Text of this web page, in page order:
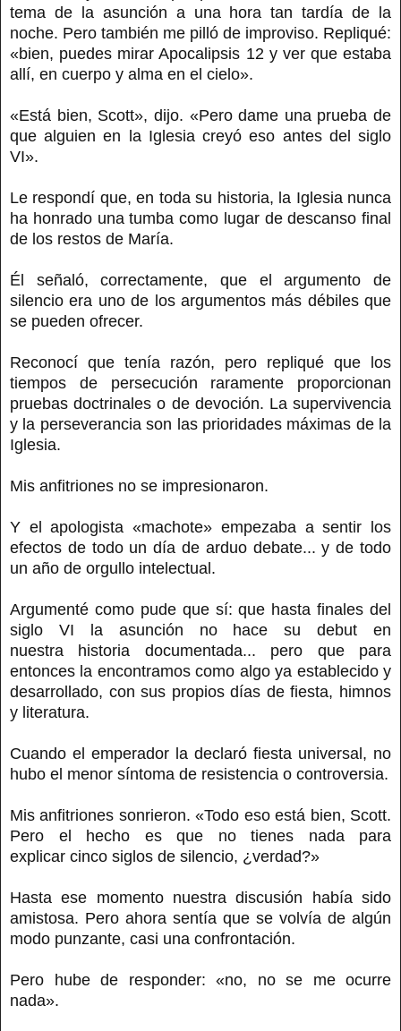
tema de la asunción a una hora tan tardía de la
noche. Pero también me pilló de improviso. Repliqué:
«bien, puedes mirar Apocalipsis 12 y ver que estaba
allí, en cuerpo y alma en el cielo».
«Está bien, Scott», dijo. «Pero dame una prueba de
que alguien en la Iglesia creyó eso antes del siglo
VI».
Le respondí que, en toda su historia, la Iglesia nunca
ha honrado una tumba como lugar de descanso final
de los restos de María.
Él señaló, correctamente, que el argumento de
silencio era uno de los argumentos más débiles que
se pueden ofrecer.
Reconocí que tenía razón, pero repliqué que los
tiempos de persecución raramente proporcionan
pruebas doctrinales o de devoción. La supervivencia
y la perseverancia son las prioridades máximas de la
Iglesia.
Mis anfitriones no se impresionaron.
Y el apologista «machote» empezaba a sentir los
efectos de todo un día de arduo debate... y de todo
un año de orgullo intelectual.
Argumenté como pude que sí: que hasta finales del
siglo VI la asunción no hace su debut en
nuestra historia documentada... pero que para
entonces la encontramos como algo ya establecido y
desarrollado, con sus propios días de fiesta, himnos
y literatura.
Cuando el emperador la declaró fiesta universal, no
hubo el menor síntoma de resistencia o controversia.
Mis anfitriones sonrieron. «Todo eso está bien, Scott.
Pero el hecho es que no tienes nada para
explicar cinco siglos de silencio, ¿verdad?»
Hasta ese momento nuestra discusión había sido
amistosa. Pero ahora sentía que se volvía de algún
modo punzante, casi una confrontación.
Pero hube de responder: «no, no se me ocurre
nada».